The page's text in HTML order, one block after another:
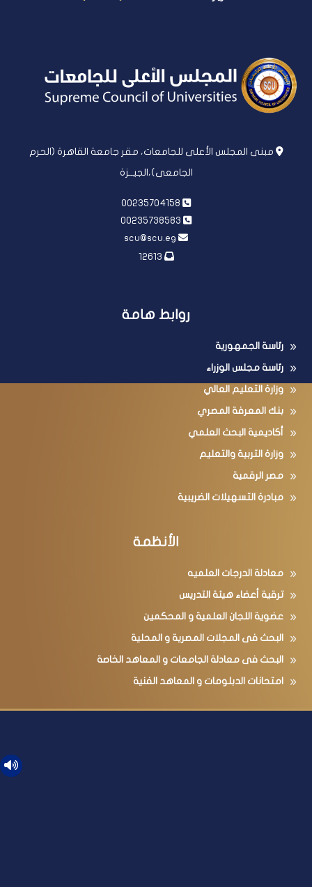
مبنى المجلس الأعلى للجامعات، مقر جامعة القاهرة (الحرم
الجامعى)،الجيــزة
روابط هامة
رئاسة الجمهورية
رئاسة مجلس الوزراء
وزارة التعليم العالي
بنك المعرفة المصري
أكاديمية البحث العلمي
وزارة التربية والتعليم
مصر الرقمية
مبادرة التسهيلات الضريبية
الأنظمة
معادلة الدرجات العلميه
ترقية أعضاء هيئة التدريس
عضوية اللجان العلمية و المحكمين
البحث فى المجلات المصرية و المحلية
البحث فى معادلة الجامعات و المعاهد الخاصة
امتحانات الدبلومات و المعاهد الفنية